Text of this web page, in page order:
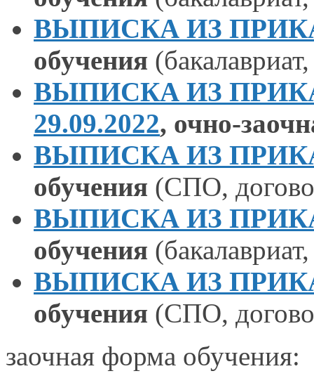
ВЫПИСКА ИЗ
обучения
ВЫПИСКА ИЗ
29.09.2022, очно-
ВЫПИСКА ИЗ
обучения (СПО,
ВЫПИСКА ИЗ
обучения
ВЫПИСКА ИЗ
обучения (СПО,
заочная форма обучения: